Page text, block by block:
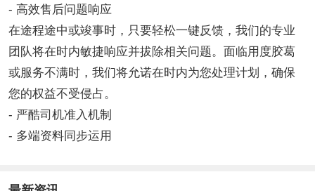
- 高效售后问题响应
在途程途中或竣事时，只要轻松一键反馈，我们的专业
团队将在时内敏捷响应并拔除相关问题。面临用度胶葛
或服务不满时，我们将允诺在时内为您处理计划，确保
您的权益不受侵占。
- 严酷司机准入机制
- 多端资料同步运用